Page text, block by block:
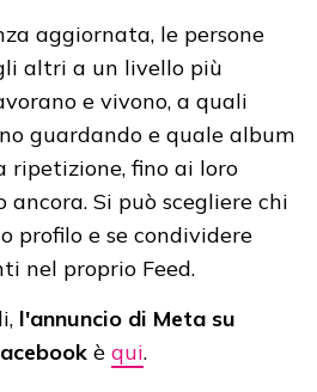
aggiornata, le persone
altri a un livello più
e vivono, a quali
guardando e quale album
ripetizione, fino ai loro
Si può scegliere chi
profilo e se condividere
nel proprio Feed.
l'annuncio di Meta su
è qui.